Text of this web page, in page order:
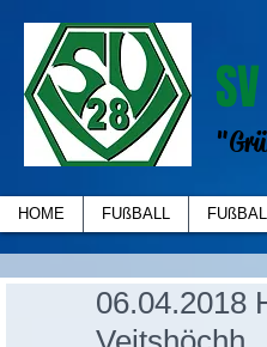
HOME FUßBALL
06.04.2018